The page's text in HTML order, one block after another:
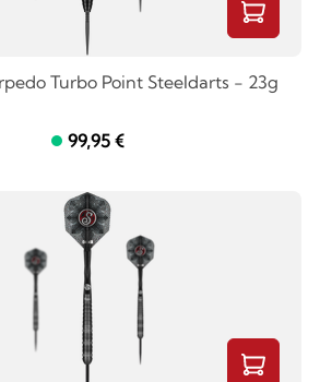
Turbo Point Steeldarts - 23g
99,95 €